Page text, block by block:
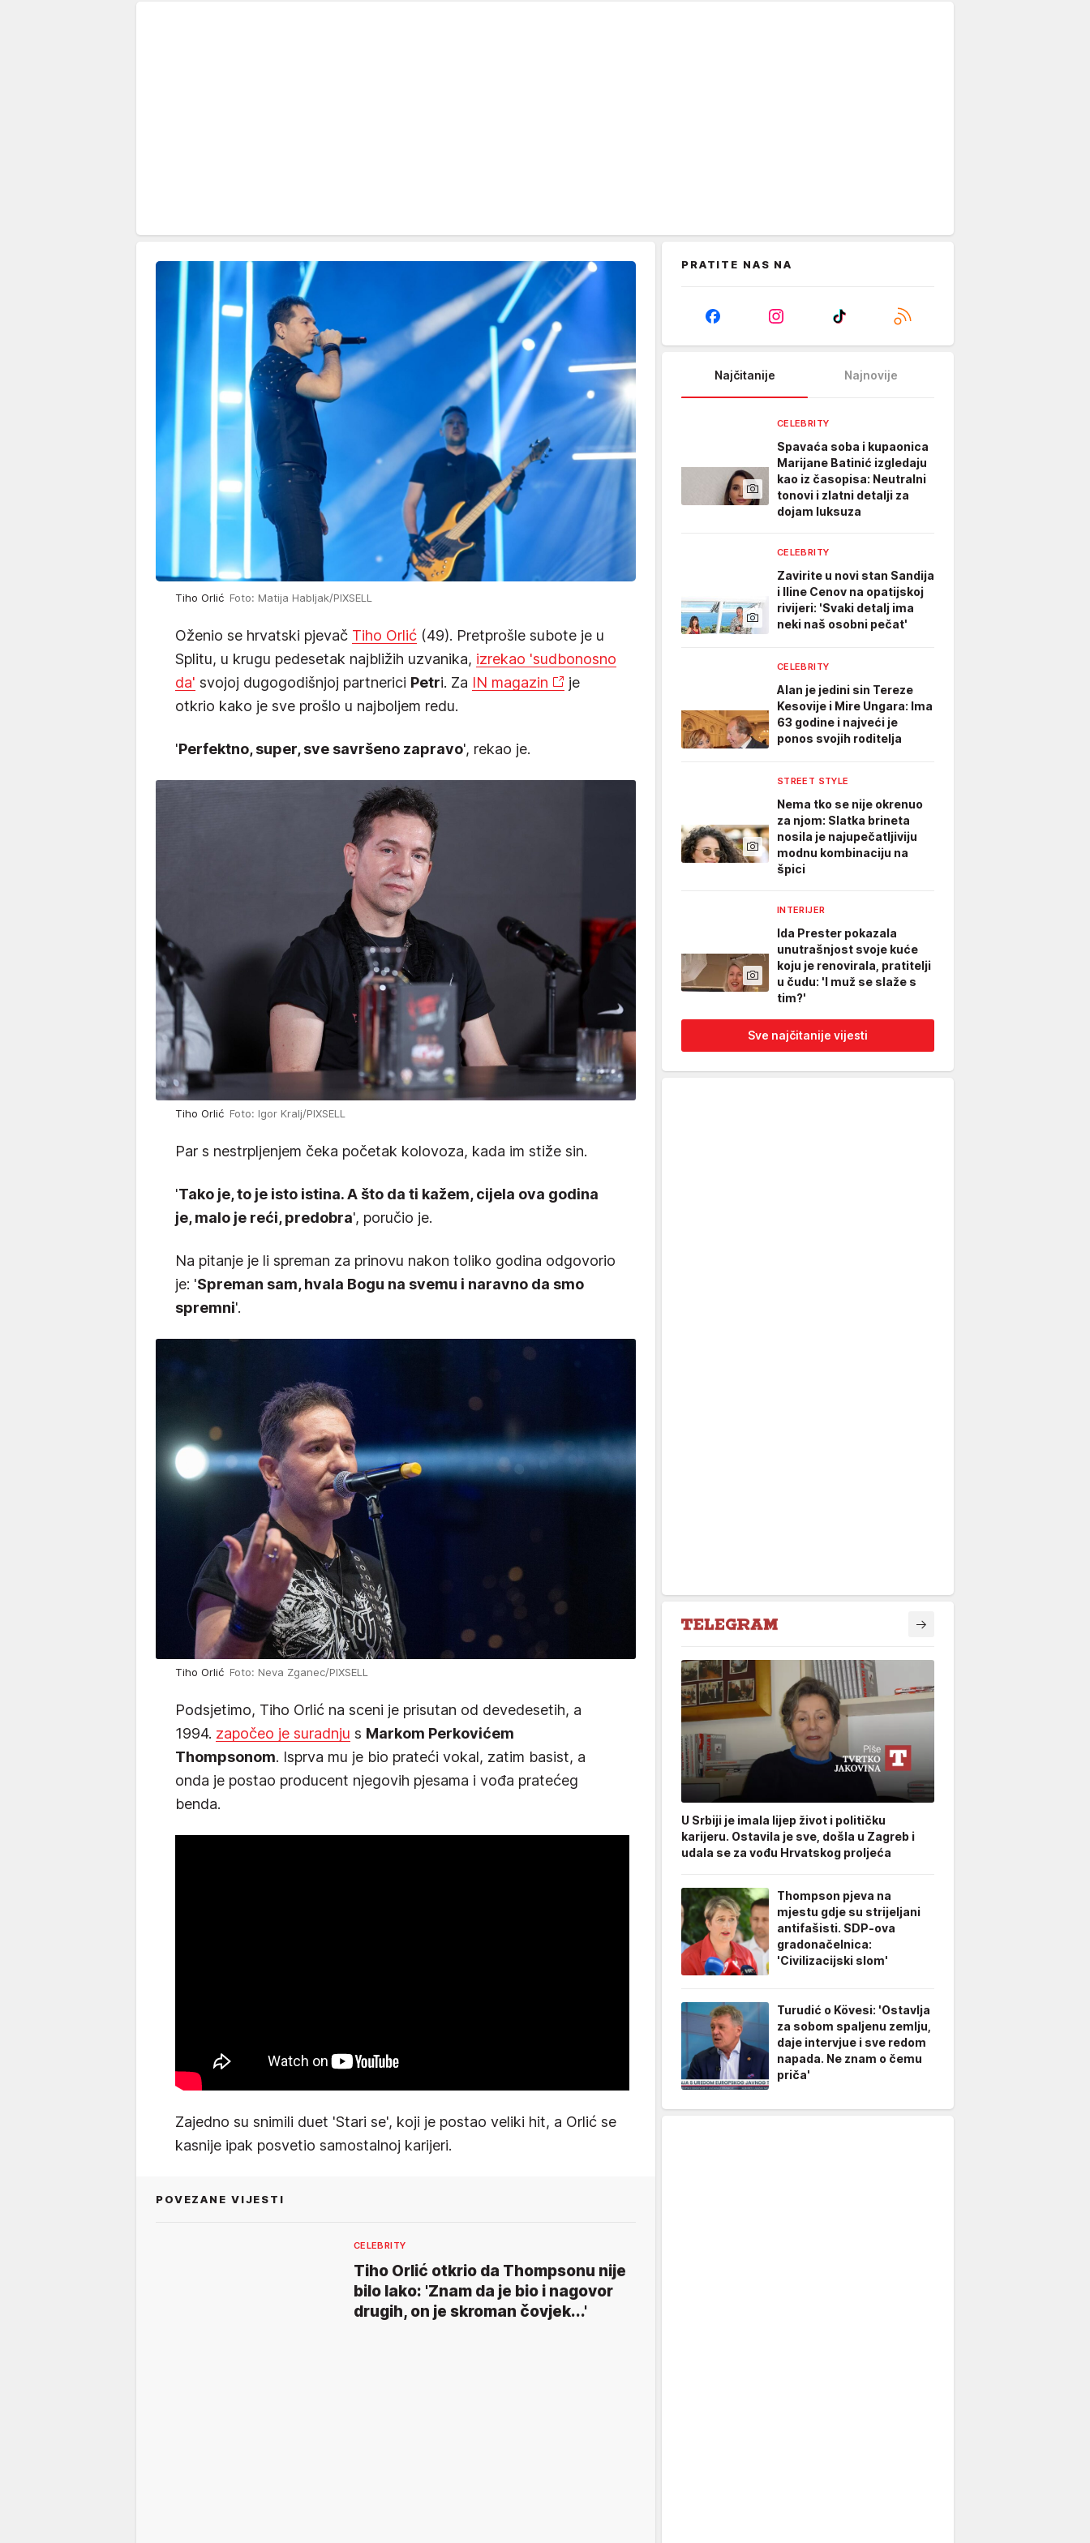
Tiho Orlić Foto: Matija Habljak/PIXSELL
Oženio se hrvatski pjevač Tiho Orlić (49). Pretprošle subote je u
Splitu, u krugu pedesetak najbližih uzvanika, izrekao 'sudbonosno
da' svojoj dugogodišnjoj partnerici Petri. Za IN magazin
je
otkrio kako je sve prošlo u najboljem redu.
'Perfektno, super, sve savršeno zapravo', rekao je.
Tiho Orlić Foto: Igor Kralj/PIXSELL
Par s nestrpljenjem čeka početak kolovoza, kada im stiže sin.
'Tako je, to je isto istina. A što da ti kažem, cijela ova godina
je, malo je reći, predobra', poručio je.
Na pitanje je li spreman za prinovu nakon toliko godina odgovorio
je: 'Spreman sam, hvala Bogu na svemu i naravno da smo
spremni'.
Tiho Orlić Foto: Neva Zganec/PIXSELL
Podsjetimo, Tiho Orlić na sceni je prisutan od devedesetih, a
1994. započeo je suradnju s Markom Perkovićem
Thompsonom. Isprva mu je bio prateći vokal, zatim basist, a
onda je postao producent njegovih pjesama i vođa pratećeg
benda.
Zajedno su snimili duet 'Stari se', koji je postao veliki hit, a Orlić se
kasnije ipak posvetio samostalnoj karijeri.
POVEZANE VIJESTI
CELEBRITY
Tiho Orlić otkrio da Thompsonu nije
bilo lako: 'Znam da je bio i nagovor
drugih, on je skroman čovjek...'
PRATITE NAS NA
Najčitanije Najnovije
CELEBRITY
Spavaća soba i kupaonica
Marijane Batinić izgledaju
kao iz časopisa: Neutralni
tonovi i zlatni detalji za
dojam luksuza
CELEBRITY
Zavirite u novi stan Sandija
i Iline Cenov na opatijskoj
rivijeri: 'Svaki detalj ima
neki naš osobni pečat'
CELEBRITY
Alan je jedini sin Tereze
Kesovije i Mire Ungara: Ima
63 godine i najveći je
ponos svojih roditelja
STREET STYLE
Nema tko se nije okrenuo
za njom: Slatka brineta
nosila je najupečatljiviju
modnu kombinaciju na
špici
INTERIJER
Ida Prester pokazala
unutrašnjost svoje kuće
koju je renovirala, pratitelji
u čudu: 'I muž se slaže s
tim?'
Sve najčitanije vijesti
U Srbiji je imala lijep život i političku
karijeru. Ostavila je sve, došla u Zagreb i
udala se za vođu Hrvatskog proljeća
Thompson pjeva na
mjestu gdje su strijeljani
antifašisti. SDP-ova
gradonačelnica:
'Civilizacijski slom'
Turudić o Kövesi: 'Ostavlja
za sobom spaljenu zemlju,
daje intervjue i sve redom
napada. Ne znam o čemu
priča'